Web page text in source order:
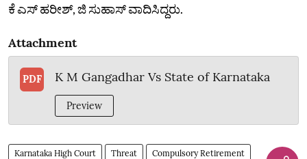
ಕೆ ಎಸ್‌ ಹರೀಶ್‌, ಜಿ ಸುಹಾಸ್‌ ವಾದಿಸಿದ್ದರು.
Attachment
PDF K M Gangadhar Vs State of Karnataka
Preview
Karnataka High Court Threat Compulsory Retirement